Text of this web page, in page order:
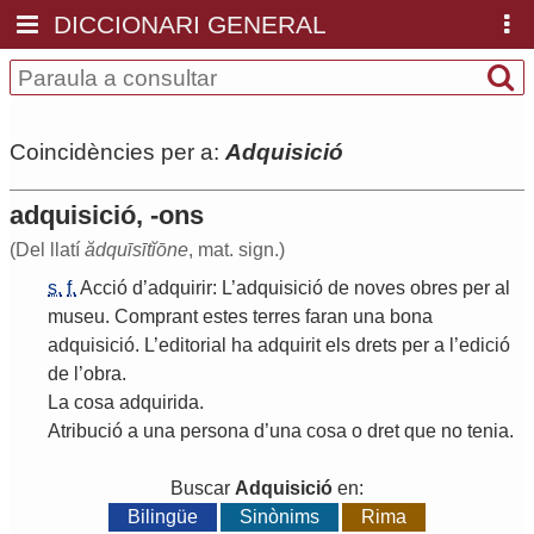
DICCIONARI GENERAL
Coincidències per a: Adquisició
adquisició, -ons
(Del llatí ădquīsītĭōne, mat. sign.)
s. f. Acció d’adquirir: L’adquisició de noves obres per al
museu. Comprant estes terres faran una bona
adquisició. L’editorial ha adquirit els drets per a ’edició
de ’obra.
La cosa adquirida.
Atribució a una persona d’una cosa o dret que no tenia.
Buscar Adquisició en:
Bilingüe
Sinònims Rima